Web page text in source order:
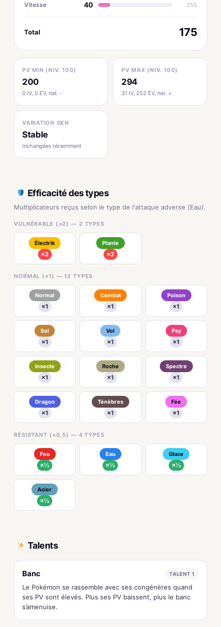
Vitesse 40 255
Total 175
PV MIN (NIV. 100)
200
0 IV, 0 EV, nat. -
PV MAX (NIV. 100)
294
31 IV, 252 EV, nat. +
VARIATION GEN
Stable
Inchangées récemment
Efficacité des types
Multiplicateurs reçus selon le type de l'attaque adverse (Eau).
VULNÉRABLE (×2) — 2 TYPES
Électrik
×2
Plante
×2
NORMAL (×1) — 12 TYPES
Normal
×1
Combat
×1
Poison
×1
Sol
×1
Vol
×1
Psy
×1
Insecte
×1
Roche
×1
Spectre
×1
Dragon
×1
Ténèbres
×1
Fée
×1
RÉSISTANT (×0,5) — 4 TYPES
Feu
×½
Eau
×½
Glace
×½
Acier
×½
Talents
Banc TALENT 1
Le Pokémon se rassemble avec ses congénères quand
ses PV sont élevés. Plus ses PV baissent, plus le banc
s’amenuise.